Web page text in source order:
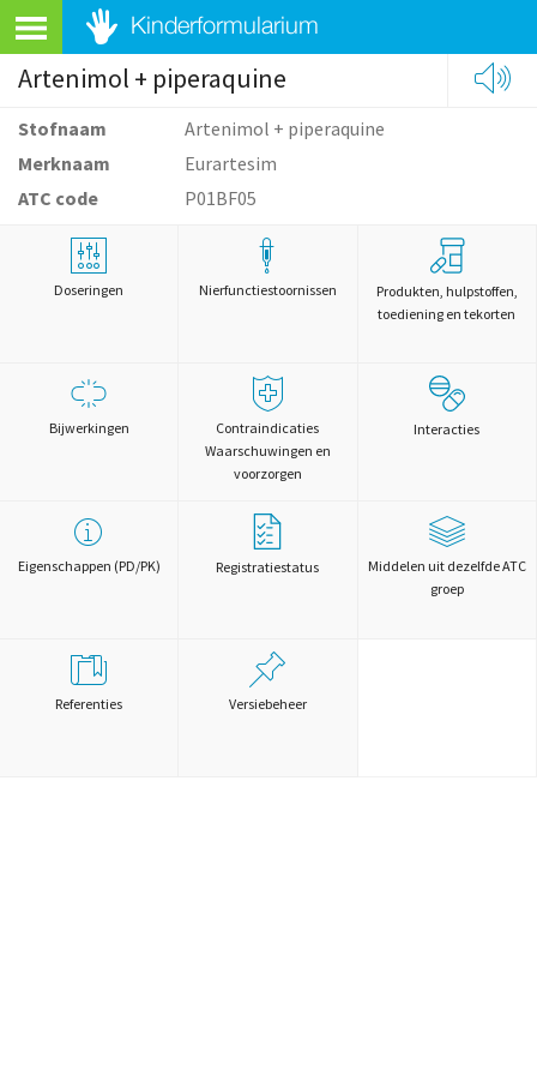
Artenimol + piperaquine
Stofnaam
Artenimol + piperaquine
Merknaam
Eurartesim
ATC code
P01BF05
Doseringen Nierfunctiestoornissen
Produkten, hulpstoffen,
toediening en tekorten
Bijwerkingen
Contraindicaties
Waarschuwingen en
voorzorgen
Interacties
Eigenschappen (PD/PK) Registratiestatus
Middelen uit dezelfde ATC
groep
Referenties Versiebeheer